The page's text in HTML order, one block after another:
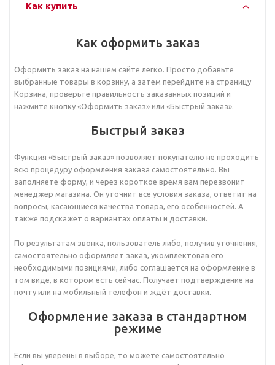
Как купить
Как оформить заказ
Оформить заказ на нашем сайте легко. Просто добавьте
выбранные товары в корзину, а затем перейдите на страницу
Корзина, проверьте правильность заказанных позиций и
нажмите кнопку «Оформить заказ» или «Быстрый заказ».
Быстрый заказ
Функция «Быстрый заказ» позволяет покупателю не проходить
всю процедуру оформления заказа самостоятельно. Вы
заполняете форму, и через короткое время вам перезвонит
менеджер магазина. Он уточнит все условия заказа, ответит на
вопросы, касающиеся качества товара, его особенностей. А
также подскажет о вариантах оплаты и доставки.
По результатам звонка, пользователь либо, получив уточнения,
самостоятельно оформляет заказ, укомплектовав его
необходимыми позициями, либо соглашается на оформление в
том виде, в котором есть сейчас. Получает подтверждение на
почту или на мобильный телефон и ждёт доставки.
Оформление заказа в стандартном
режиме
Если вы уверены в выборе, то можете самостоятельно